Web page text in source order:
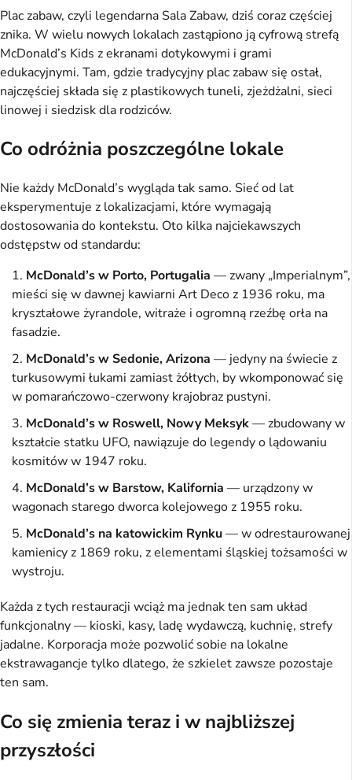
Plac zabaw, czyli legendarna Sala Zabaw, dziś coraz częściej
znika. W wielu nowych lokalach zastąpiono ją cyfrową strefą
McDonald’s Kids z ekranami dotykowymi i grami
edukacyjnymi. Tam, gdzie tradycyjny plac zabaw się ostał,
najczęściej składa się z plastikowych tuneli, zjeżdżalni, sieci
linowej i siedzisk dla rodziców.
Co odróżnia poszczególne lokale
Nie każdy McDonald’s wygląda tak samo. Sieć od lat
eksperymentuje z lokalizacjami, które wymagają
dostosowania do kontekstu. Oto kilka najciekawszych
odstępstw od standardu:
McDonald’s w Porto, Portugalia — zwany „Imperialnym”,
mieści się w dawnej kawiarni Art Deco z 1936 roku, ma
kryształowe żyrandole, witraże i ogromną rzeźbę orła na
fasadzie.
McDonald’s w Sedonie, Arizona — jedyny na świecie z
turkusowymi łukami zamiast żółtych, by wkomponować się
w pomarańczowo-czerwony krajobraz pustyni.
McDonald’s w Roswell, Nowy Meksyk— zbudowany w
kształcie statku UFO, nawiązuje do legendy o lądowaniu
kosmitów w 1947 roku.
McDonald’s w Barstow, Kalifornia — urządzony w
wagonach starego dworca kolejowego z 1955 roku.
McDonald’s na katowickim Rynku— w odrestaurowanej
kamienicy z 1869 roku, z elementami śląskiej tożsamości w
wystroju.
Każda z tych restauracji wciąż ma jednak ten sam układ
funkcjonalny — kioski, kasy, ladę wydawczą, kuchnię, strefy
jadalne. Korporacja może pozwolić sobie na lokalne
ekstrawagancje tylko dlatego, że szkielet zawsze pozostaje
ten sam.
Co się zmienia teraz i w najbliższej
przyszłości